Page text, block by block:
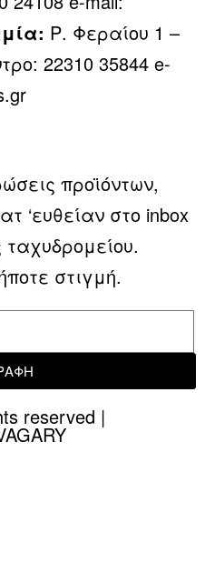
Ρ. Φεραίου 1 –
22310 35844 e-
προϊόντων,
‘ευθείαν στο inbox
ταχυδρομείου.
στιγμή.
reserved |